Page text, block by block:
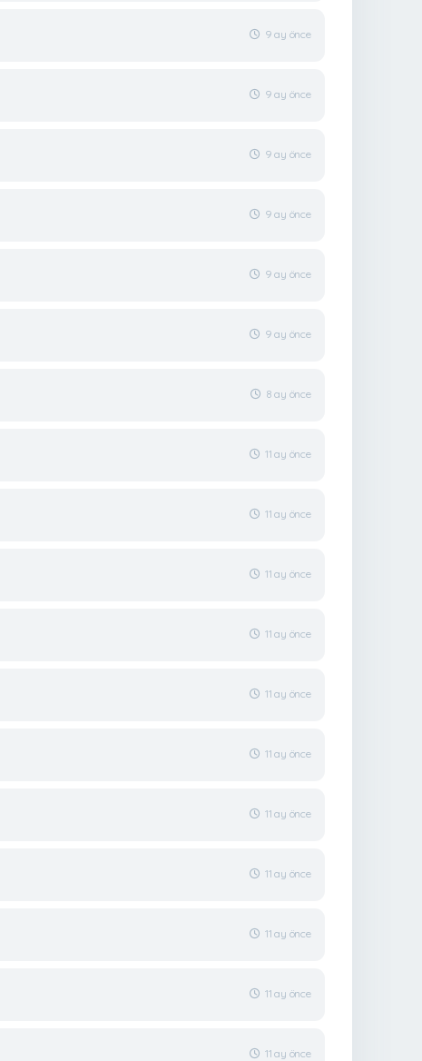
9 ay önce
9 ay önce
9 ay önce
9 ay önce
9 ay önce
9 ay önce
8 ay önce
11 ay önce
11 ay önce
11 ay önce
11 ay önce
11 ay önce
11 ay önce
11 ay önce
11 ay önce
11 ay önce
11 ay önce
11 ay önce